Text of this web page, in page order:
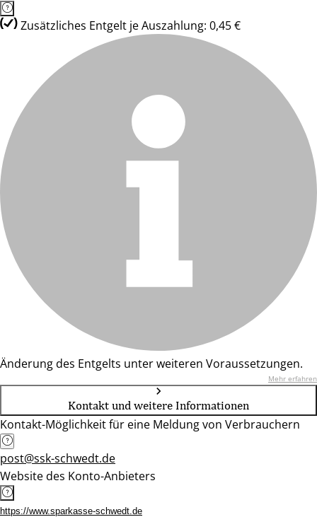
Zusätzliches Entgelt je Auszahlung: 0,45 €
Änderung des Entgelts unter weiteren Voraussetzungen.
Mehr erfahren
Kontakt und weitere Informationen
Kontakt-Möglichkeit für eine Meldung von Verbrauchern
post@ssk-schwedt.de
Website des Konto-Anbieters
https://www.sparkasse-schwedt.de